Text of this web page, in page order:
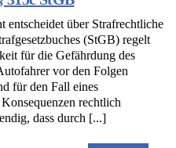
entscheidet über Strafrechtliche
(StGB) regelt
für die Gefährdung des
vor den Folgen
für den Fall eines
rechtlich
dass durch [...]